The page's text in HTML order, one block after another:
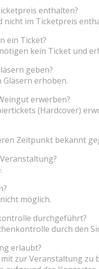
enthalten?
nicht im Ticketpreis
ein Ticket?
kein Ticket und
geben?
Gläsern erhoben.
erwerben?
(Hardcover)
Zeitpunkt bekannt
möglich.
durchgeführt?
durch den
erlaubt?
zur Veranstaltung zu